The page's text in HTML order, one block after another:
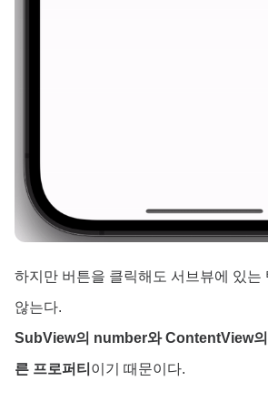
하지만 버튼을 클릭해도 서브뷰에 있는
않는다.
SubView의 number와 ContentView
른 프로퍼티 이기 때문이다.